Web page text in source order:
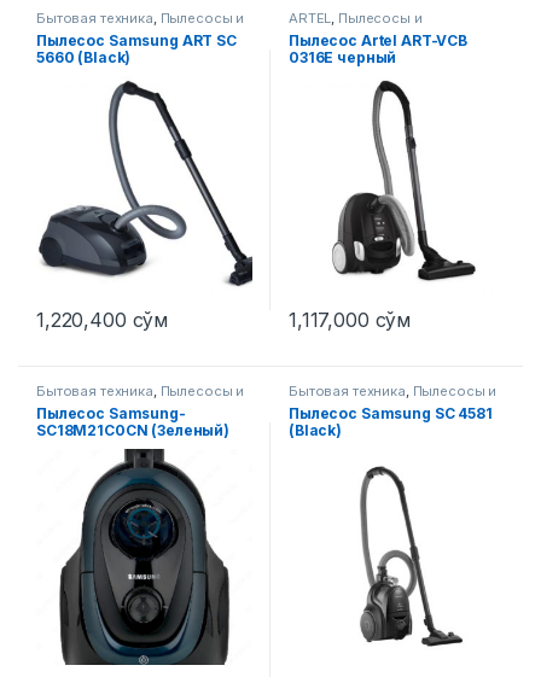
Бытовая техника, Пылесосы и
аксессуары
Пылесос Samsung ART SC
5660 (Black)
1,220,400 сўм
ARTEL, Пылесосы и
аксессуары
Пылесос Artel ART-VCB
0316E черный
1,117,000 сўм
Бытовая техника, Пылесосы и
аксессуары
Пылесос Samsung-
SC18M21C0CN (Зеленый)
Бытовая техника, Пылесосы и
аксессуары
Пылесос Samsung SC 4581
(Black)